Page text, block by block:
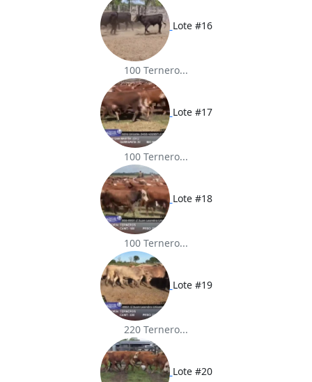
Lote #16
100 Ternero...
Lote #17
100 Ternero...
Lote #18
100 Ternero...
Lote #19
220 Ternero...
Lote #20